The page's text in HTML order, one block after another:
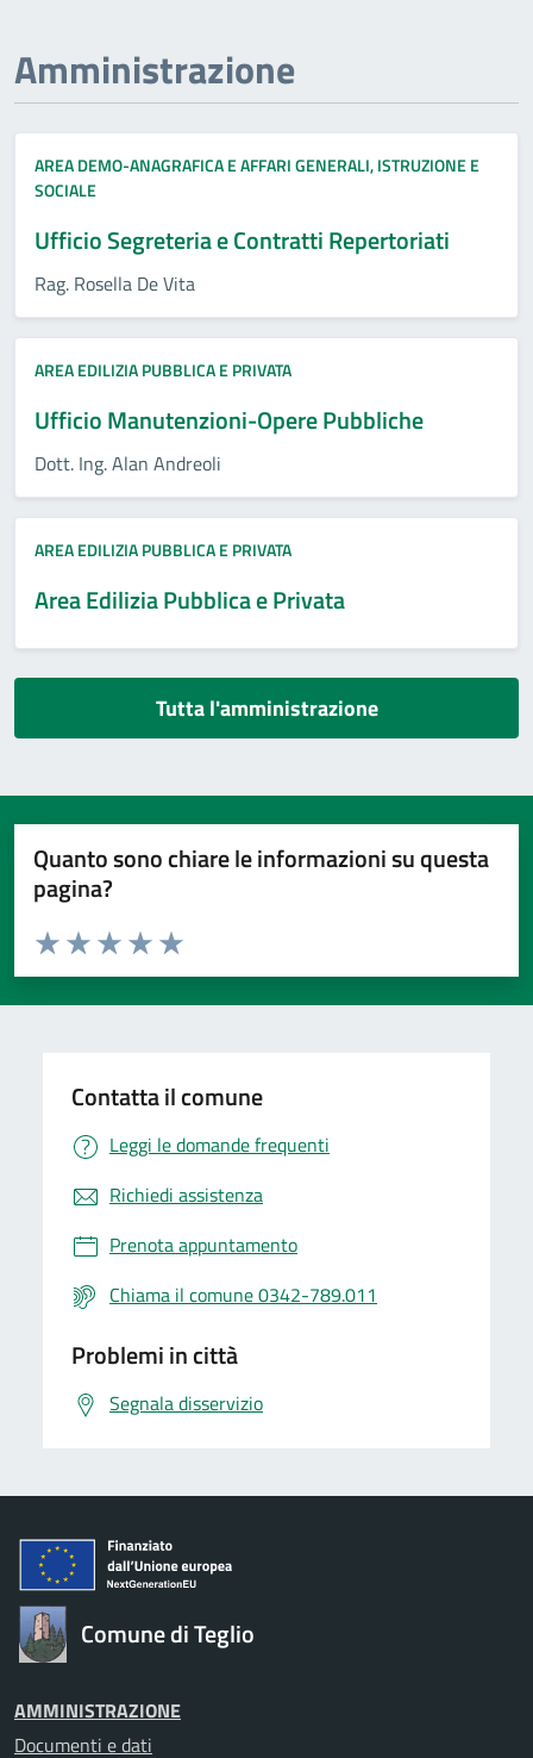
Amministrazione
AREA DEMO-ANAGRAFICA E AFFARI GENERALI, ISTRUZIONE E
SOCIALE
Ufficio Segreteria e Contratti Repertoriati
Rag. Rosella De Vita
AREA EDILIZIA PUBBLICA E PRIVATA
Ufficio Manutenzioni-Opere Pubbliche
Dott. Ing. Alan Andreoli
AREA EDILIZIA PUBBLICA E PRIVATA
Area Edilizia Pubblica e Privata
Tutta l'amministrazione
Quanto sono chiare le informazioni su questa
pagina?
Valuta da 1 a 5 stelle la pagina
Valuta 5 stelle su 5
Valuta 4 stelle su 5
Valuta 3 stelle su 5
Valuta 2 stelle su 5
Valuta 1 stelle su 5
Contatta il comune
Leggi le domande frequenti
Richiedi assistenza
Prenota appuntamento
Chiama il comune 0342-789.011
Problemi in città
Segnala disservizio
Comune di Teglio
AMMINISTRAZIONE
Documenti e dati